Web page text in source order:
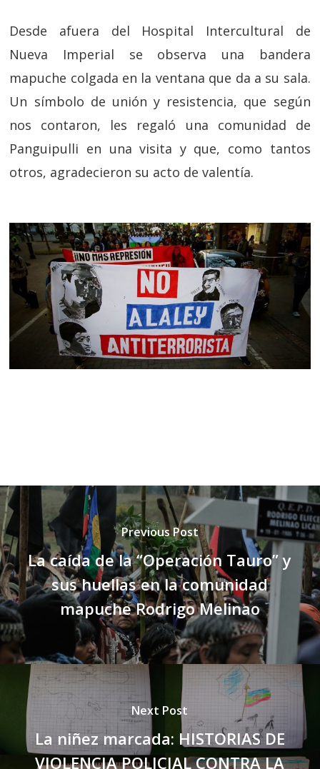
Desde afuera del Hospital Intercultural de
Nueva Imperial se observa una bandera
mapuche colgada en la ventana que da a su sala.
Un símbolo de unión y resistencia, que según
nos contaron, les regaló una comunidad de
Panguipulli en una visita y que, como tantos
otros, agradecieron su acto de valentía.
Previous Post
La caída de la “Operación Tauro” y
sus huellas en la comunidad
mapuche Rodrigo Melinao
Next Post
La niñez marcada: HISTORIAS DE
VIOLENCIA POLICIAL CONTRA LA